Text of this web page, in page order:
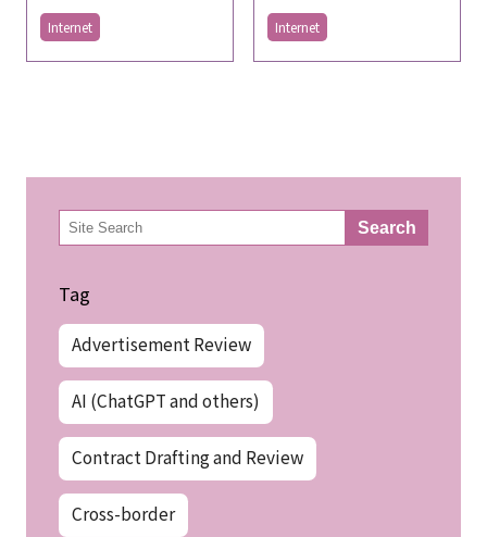
Internet Internet
検
索 Search
Tag
Advertisement Review
AI (ChatGPT and others)
Contract Drafting and Review
Cross-border